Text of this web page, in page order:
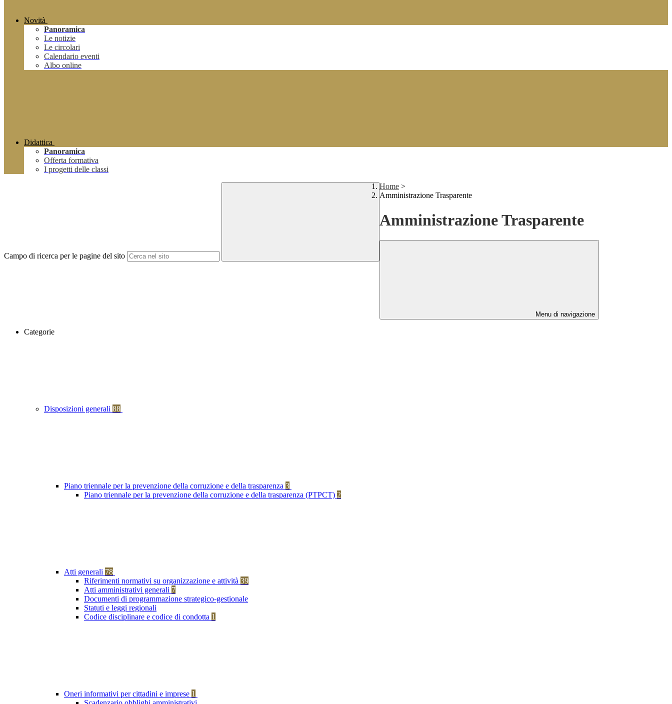
Novità
Panoramica
Le notizie
Le circolari
Calendario eventi
Albo online
Didattica
Panoramica
Offerta formativa
I progetti delle classi
Campo di ricerca per le pagine del sito
Home >
Amministrazione Trasparente
Amministrazione Trasparente
Menu di navigazione
Categorie
Disposizioni generali 88
Piano triennale per la prevenzione della corruzione e della trasparenza 3
Piano triennale per la prevenzione della corruzione e della trasparenza (PTPCT) 2
Atti generali 78
Riferimenti normativi su organizzazione e attività 39
Atti amministrativi generali 7
Documenti di programmazione strategico-gestionale
Statuti e leggi regionali
Codice disciplinare e codice di condotta 1
Oneri informativi per cittadini e imprese 1